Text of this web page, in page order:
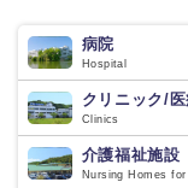
病院
Hospital
クリニック/
Clinics
介護福祉施設
Nursing Homes